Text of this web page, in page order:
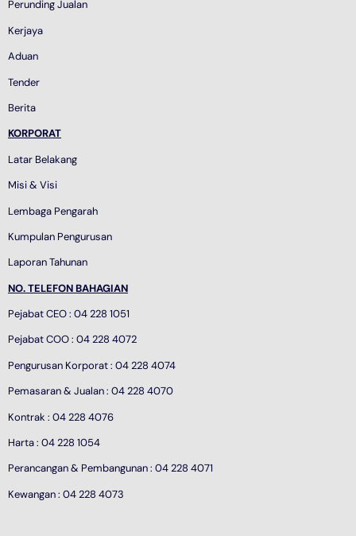
Perunding Jualan
Kerjaya
Aduan
Tender
Berita
KORPORAT
Latar Belakang
Misi & Visi
Lembaga Pengarah
Kumpulan Pengurusan
Laporan Tahunan
NO. TELEFON BAHAGIAN
Pejabat CEO : 04 228 1051
Pejabat COO : 04 228 4072
Pengurusan Korporat : 04 228 4074
Pemasaran & Jualan : 04 228 4070
Kontrak : 04 228 4076
Harta : 04 228 1054
Perancangan & Pembangunan : 04 228 4071
Kewangan : 04 228 4073